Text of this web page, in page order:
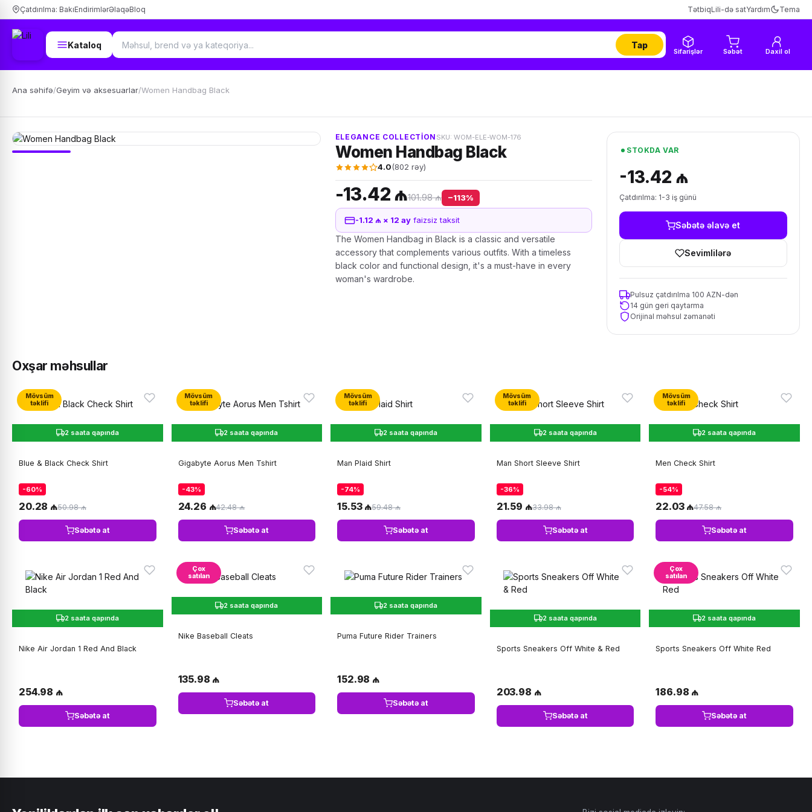
Çatdırılma: BakıEndirimlərƏlaqəBloq TətbiqLili-də satYardım Tema
Kataloq Tap
Sifarişlər Səbət Daxil ol
Ana səhifə/Geyim və aksesuarlar/Women Handbag Black
ELEGANCE COLLECTION SKU: WOM-ELE-WOM-176
Women Handbag Black
4.0(802 rəy)
-13.42 ₼101.98 ₼ −113%
-1.12 ₼ × 12 ayfaizsiz taksit
The Women Handbag in Black is a classic and versatile
accessory that complements various outfits. With a timeless
black color and functional design, it's a must-have in every
woman's wardrobe.
STOKDA VAR
-13.42 ₼
Çatdırılma: 1-3 iş günü
Səbətə əlavə et
Sevimlilərə
Pulsuz çatdırılma 100 AZN-dən
14 gün geri qaytarma
Orijinal məhsul zəmanəti
Oxşar məhsullar
Mövsüm
təklifi
2 saata qapında
Blue & Black Check Shirt
-60%
20.28 ₼50.98 ₼
Səbətə at
Mövsüm
təklifi
2 saata qapında
Gigabyte Aorus Men Tshirt
-43%
24.26 ₼42.48 ₼
Səbətə at
Mövsüm
təklifi
2 saata qapında
Man Plaid Shirt
-74%
15.53 ₼59.48 ₼
Səbətə at
Mövsüm
təklifi
2 saata qapında
Man Short Sleeve Shirt
-36%
21.59 ₼33.98 ₼
Səbətə at
Mövsüm
təklifi
2 saata qapında
Men Check Shirt
-54%
22.03 ₼47.58 ₼
Səbətə at
2 saata qapında
Nike Air Jordan 1 Red And Black
254.98 ₼
Səbətə at
Çox
satılan
2 saata qapında
Nike Baseball Cleats
135.98 ₼
Səbətə at
2 saata qapında
Puma Future Rider Trainers
152.98 ₼
Səbətə at
2 saata qapında
Sports Sneakers Off White & Red
203.98 ₼
Səbətə at
Çox
satılan
2 saata qapında
Sports Sneakers Off White Red
186.98 ₼
Səbətə at